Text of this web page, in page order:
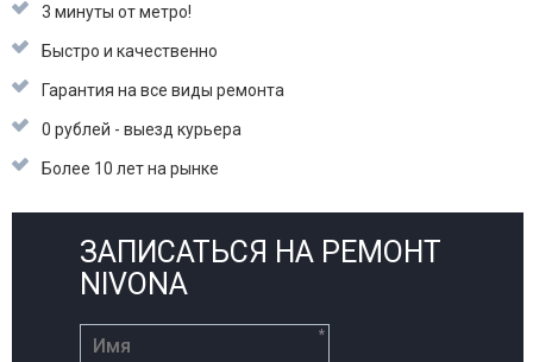
3 минуты от метро!
Быстро и качественно
Гарантия на все виды ремонта
0 рублей - выезд курьера
Более 10 лет на рынке
ЗАПИСАТЬСЯ НА РЕМОНТ
NIVONA
*